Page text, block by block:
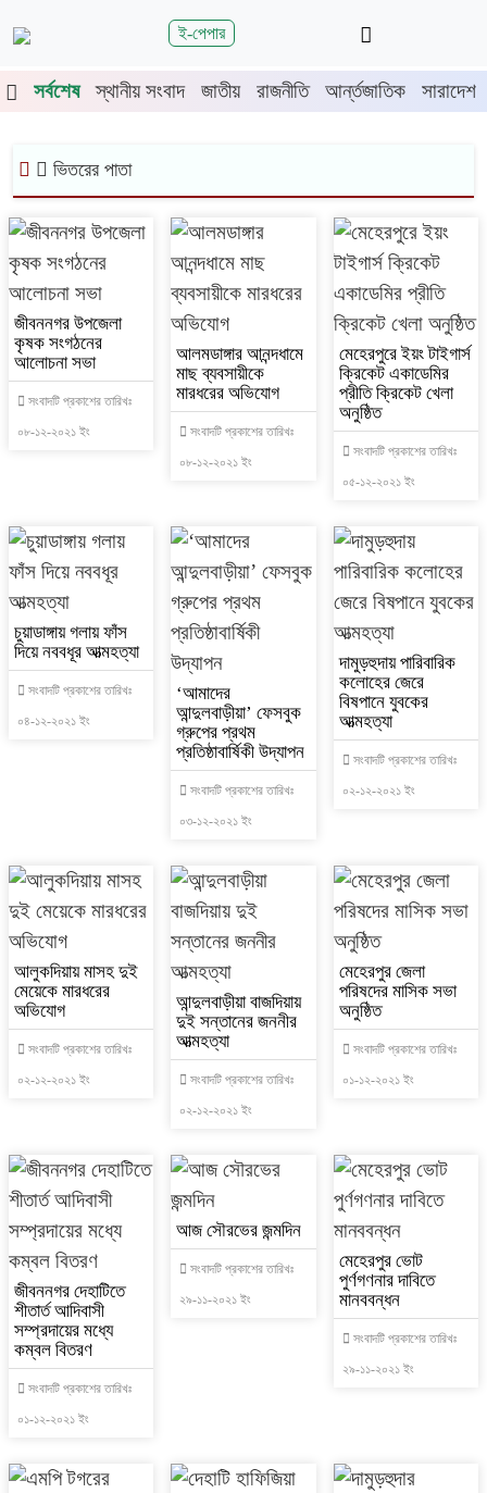
ই-পেপার
শিরোনাম
চুয়াডাঙ্গায় সওজের
সর্বশেষ
স্থানীয় সংবাদ জাতীয় রাজনীতি আর্ন্তজাতিক সারাদেশ
ভিতরের পাতা
জীবননগর উপজেলা
কৃষক সংগঠনের
আলোচনা সভা
সংবাদটি প্রকাশের তারিখঃ
০৮-১২-২০২১ ইং
আলমডাঙ্গার আনন্দধামে
মাছ ব্যবসায়ীকে
মারধরের অভিযোগ
সংবাদটি প্রকাশের তারিখঃ
০৮-১২-২০২১ ইং
মেহেরপুরে ইয়ং টাইগার্স
ক্রিকেট একাডেমির
প্রীতি ক্রিকেট খেলা
অনুষ্ঠিত
সংবাদটি প্রকাশের তারিখঃ
০৫-১২-২০২১ ইং
চুয়াডাঙ্গায় গলায় ফাঁস
দিয়ে নববধূর আত্মহত্যা
সংবাদটি প্রকাশের তারিখঃ
০৪-১২-২০২১ ইং
‘আমাদের
আন্দুলবাড়ীয়া’ ফেসবুক
গ্রুপের প্রথম
প্রতিষ্ঠাবার্ষিকী উদ্যাপন
সংবাদটি প্রকাশের তারিখঃ
০৩-১২-২০২১ ইং
দামুড়হুদায় পারিবারিক
কলোহের জেরে
বিষপানে যুবকের
আত্মহত্যা
সংবাদটি প্রকাশের তারিখঃ
০২-১২-২০২১ ইং
আলুকদিয়ায় মাসহ দুই
মেয়েকে মারধরের
অভিযোগ
সংবাদটি প্রকাশের তারিখঃ
০২-১২-২০২১ ইং
আন্দুলবাড়ীয়া বাজদিয়ায়
দুই সন্তানের জননীর
আত্মহত্যা
সংবাদটি প্রকাশের তারিখঃ
০২-১২-২০২১ ইং
মেহেরপুর জেলা
পরিষদের মাসিক সভা
অনুষ্ঠিত
সংবাদটি প্রকাশের তারিখঃ
০১-১২-২০২১ ইং
জীবননগর দেহাটিতে
শীতার্ত আদিবাসী
সম্প্রদায়ের মধ্যে
কম্বল বিতরণ
সংবাদটি প্রকাশের তারিখঃ
০১-১২-২০২১ ইং
আজ সৌরভের জন্মদিন
সংবাদটি প্রকাশের তারিখঃ
২৯-১১-২০২১ ইং
মেহেরপুর ভোট
পুর্ণগণনার দাবিতে
মানববন্ধন
সংবাদটি প্রকাশের তারিখঃ
২৯-১১-২০২১ ইং